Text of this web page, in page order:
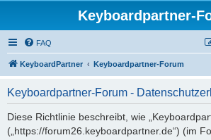
Keyboardpartner-
FAQ
KeyboardPartner Keyboardpartner-Forum
Keyboardpartner-Forum -
Diese Richtlinie beschreibt, wie
(„https://forum26.keyboardpartner.de“) (im